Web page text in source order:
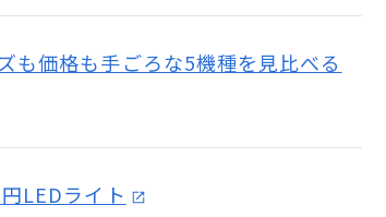
ズも価格も手ごろな5機種を見比べる
LEDライト